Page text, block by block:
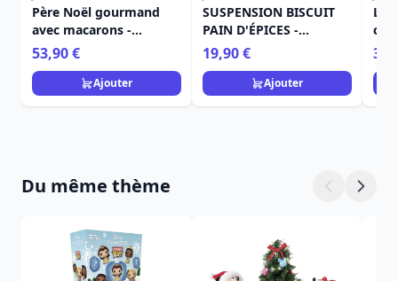
Père Noël gourmand
avec macarons -
Heartwood Creek
53,90 €
Ajouter
SUSPENSION BISCUIT
PAIN D'ÉPICES -
HEARTWOOD CREEK
19,90 €
Ajouter
Le
Du même thème